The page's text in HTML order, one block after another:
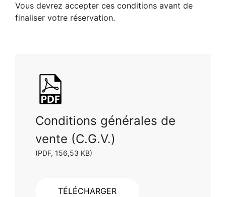
Vous devrez accepter ces conditions avant de
finaliser votre réservation.
Conditions générales de
vente (C.G.V.)
(PDF, 156,53 KB)
TÉLÉCHARGER